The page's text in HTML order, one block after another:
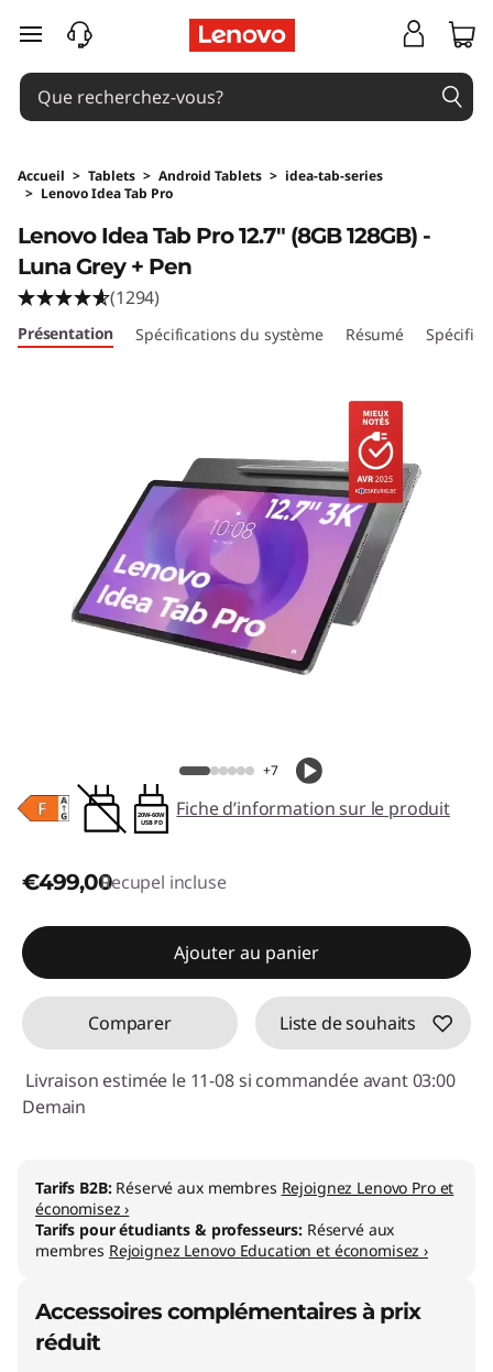
passer au contenu principal
Accueil > Tablets > Android Tablets > idea-tab-series
> Lenovo Idea Tab Pro
Lenovo Idea Tab Pro 12.7" (8GB 128GB) -
Luna Grey + Pen
(1294)
Présentation Spécifications du système Résumé
+7
20W-60W
USB PD
Fiche d’information sur le produit
€499,00Recupel incluse
Ajouter au panier
Comparer Liste de souhaits
Livraison estimée le 11-08 si commandée avant 03:00
Demain
Tarifs B2B: Réservé aux membres Rejoignez Lenovo Pro et
économisez ›
Tarifs pour étudiants & professeurs: Réservé aux
membres Rejoignez Lenovo Education et économisez ›
Accessoires complémentaires à prix
réduit